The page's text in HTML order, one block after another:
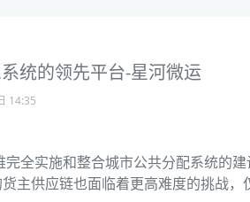
统的领先平台-星河微运
14:35
全实施和整合城市公共分配系统的
主供应链也面临着更高难度的挑战